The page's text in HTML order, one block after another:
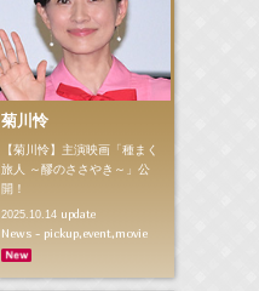
菊川怜
【菊川怜】主演映画「種まく
旅人 ～醪のささやき～」公
開！
2025.10.14update
News - pickup,event,movie